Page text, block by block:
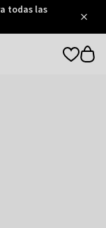
todas las